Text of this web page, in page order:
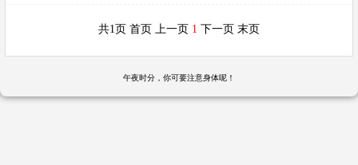
共1页 首页 上一页 1 下一页 末页
午夜时分，你可要注意身体呢！